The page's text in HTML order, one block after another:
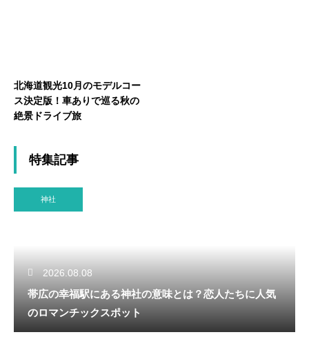
北海道観光10月のモデルコー
ス決定版！車ありで巡る秋の
絶景ドライブ旅
特集記事
神社
2026.08.08
帯広の幸福駅にある神社の意味とは？恋人たちに人気
のロマンチックスポット